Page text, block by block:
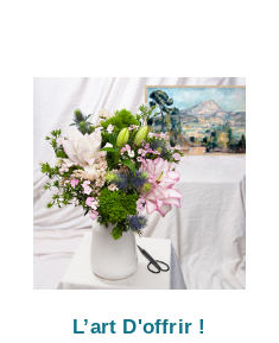
L’art D'offrir !